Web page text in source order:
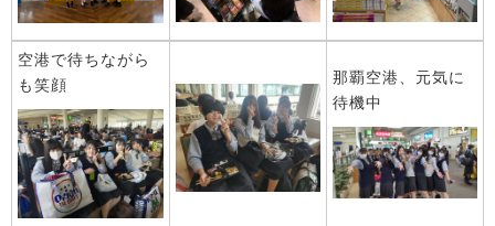
空港で待ちながら
も笑顔
那覇空港、元気に
待機中